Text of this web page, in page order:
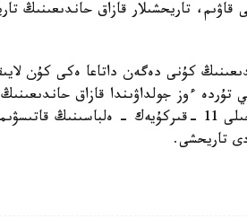
تاريحشىلار قازاق حاندىعىنىڭ
تاريحشى.